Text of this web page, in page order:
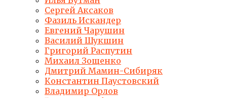
Сергей Аксаков
Фазиль Искандер
Евгений Чарушин
Василий Шукшин
Григорий Распутин
Михаил Зощенко
Дмитрий Мамин-Сибиряк
Константин Паустовский
Владимир Орлов